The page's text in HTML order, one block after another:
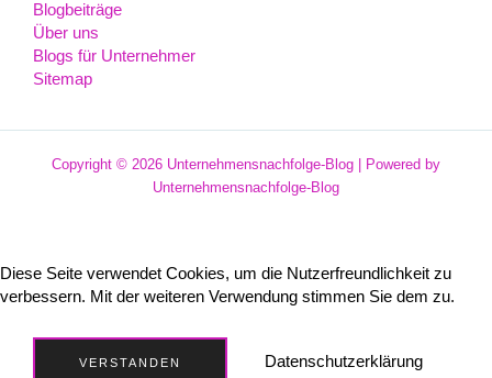
Blogbeiträge
Über uns
Blogs für Unternehmer
Sitemap
Copyright © 2026 Unternehmensnachfolge-Blog | Powered by
Unternehmensnachfolge-Blog
Diese Seite verwendet Cookies, um die Nutzerfreundlichkeit zu
verbessern. Mit der weiteren Verwendung stimmen Sie dem zu.
VERSTANDEN Datenschutzerklärung